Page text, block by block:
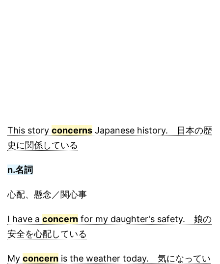
This story concerns Japanese history. 日本の歴
史に関係している
n.名詞
心配、懸念／関心事
I have a concern for my daughter's safety. 娘の
安全を心配している
My concern is the weather today. 気になってい